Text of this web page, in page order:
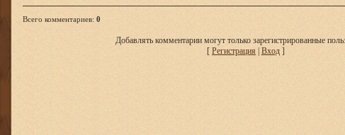
Всего комментариев: 0
Добавлять комментарии могут только зарегистрированные
[ Регистрация Вход ]